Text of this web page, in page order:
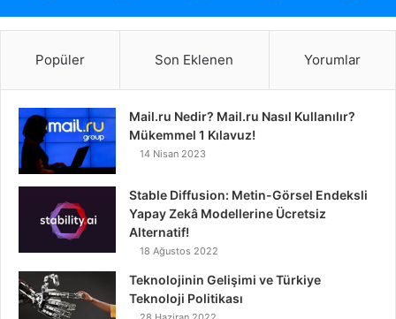
Popüler Son Eklenen Yorumlar
Mail.ru Nedir? Mail.ru Nasıl Kullanılır?
Mükemmel 1 Kılavuz!
14 Nisan 2023
Stable Diffusion: Metin-Görsel Endeksli
Yapay Zekâ Modellerine Ücretsiz
Alternatif!
18 Ağustos 2022
Teknolojinin Gelişimi ve Türkiye
Teknoloji Politikası